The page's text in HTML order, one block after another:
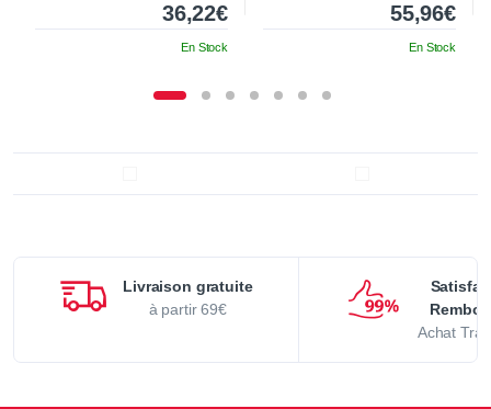
36,22€
En Stock
55,96€
En Stock
Livraison gratuite
à partir 69€
Achat